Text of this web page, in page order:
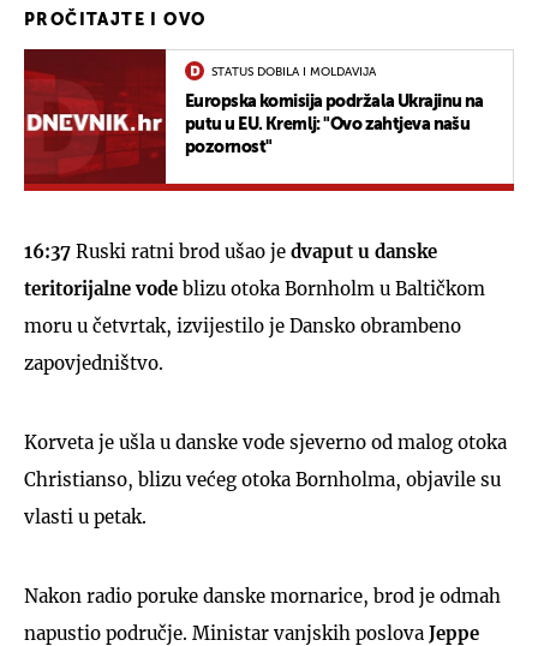
PROČITAJTE I OVO
STATUS DOBILA I MOLDAVIJA
Europska komisija podržala Ukrajinu na
putu u EU. Kremlj: "Ovo zahtjeva našu
pozornost"
16:37 Ruski ratni brod ušao je dvaput u danske
teritorijalne vode blizu otoka Bornholm u Baltičkom
moru u četvrtak, izvijestilo je Dansko obrambeno
zapovjedništvo.
Korveta je ušla u danske vode sjeverno od malog otoka
Christianso, blizu većeg otoka Bornholma, objavile su
vlasti u petak.
Nakon radio poruke danske mornarice, brod je odmah
napustio područje. Ministar vanjskih poslova Jeppe
UKLJUČITE NOTIFIKACIJE